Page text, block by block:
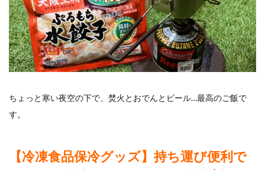
ちょっと寒い夜空の下で、焚火とおでんとビール…最高のご飯で
す。
【冷凍食品保冷グッズ】持ち運び便利で